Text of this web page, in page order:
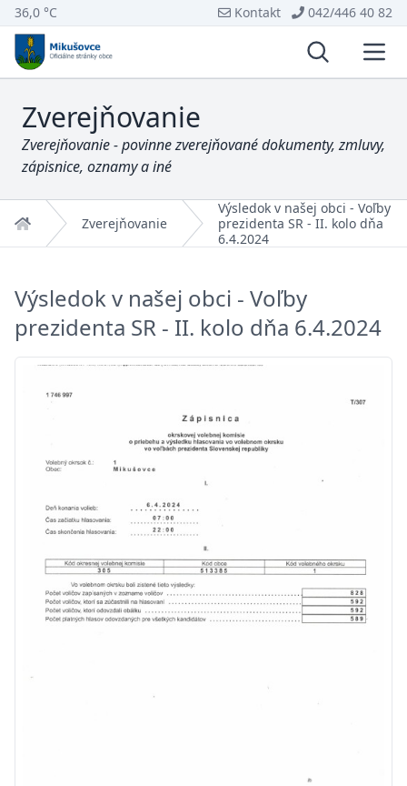
36,0 °C Kontakt 042/446 40 82
Vyhľadávanie
Zverejňovanie
Zverejňovanie - povinne zverejňované dokumenty, zmluvy,
zápisnice, oznamy a iné
Domov Zverejňovanie
Výsledok v našej obci - Voľby
prezidenta SR - II. kolo dňa
6.4.2024
Výsledok v našej obci - Voľby
prezidenta SR - II. kolo dňa 6.4.2024